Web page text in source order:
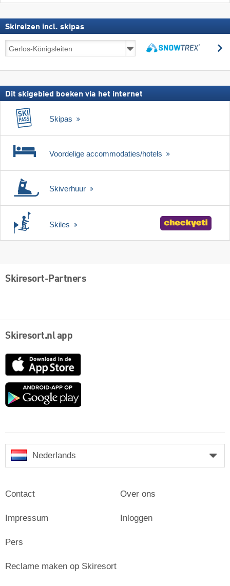
Skireizen incl. skipas
incl.
Dit skigebied boeken via het internet
Skipas
Voordelige accommodaties/hotels
Skiverhuur
Skiles
Skiresort-Partners
Skiresort.nl app
App
Google
Nederlands
Contact
Impressum
Pers
Over ons
Inloggen
Reclame maken op Skiresort